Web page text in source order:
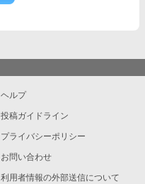
ヘルプ
投稿ガイドライン
プライバシーポリシー
お問い合わせ
利用者情報の外部送信について